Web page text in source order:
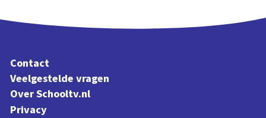
Contact
Veelgestelde vragen
Over Schooltv.nl
Privacy